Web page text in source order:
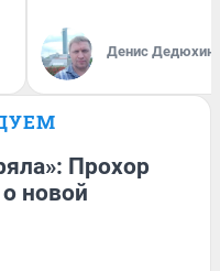
Денис Дедюхин
Прохор
новой